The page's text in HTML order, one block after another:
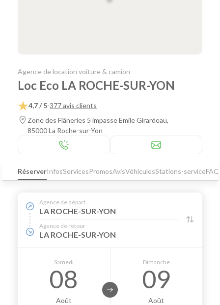
Agence de location voiture & camion
Loc Eco LA ROCHE-SUR-YON
4,7 / 5-377 avis clients
Zone des Flâneries 5 impasse Emile Girardeau,
85000 La Roche-sur-Yon
RéserverInfosServicesPromosAvisVéhiculesStations-serviceFAQ
Agence de départ
LA ROCHE-SUR-YON
Agence de retour
LA ROCHE-SUR-YON
Samedi
08
Août
Dimanche
09
Août